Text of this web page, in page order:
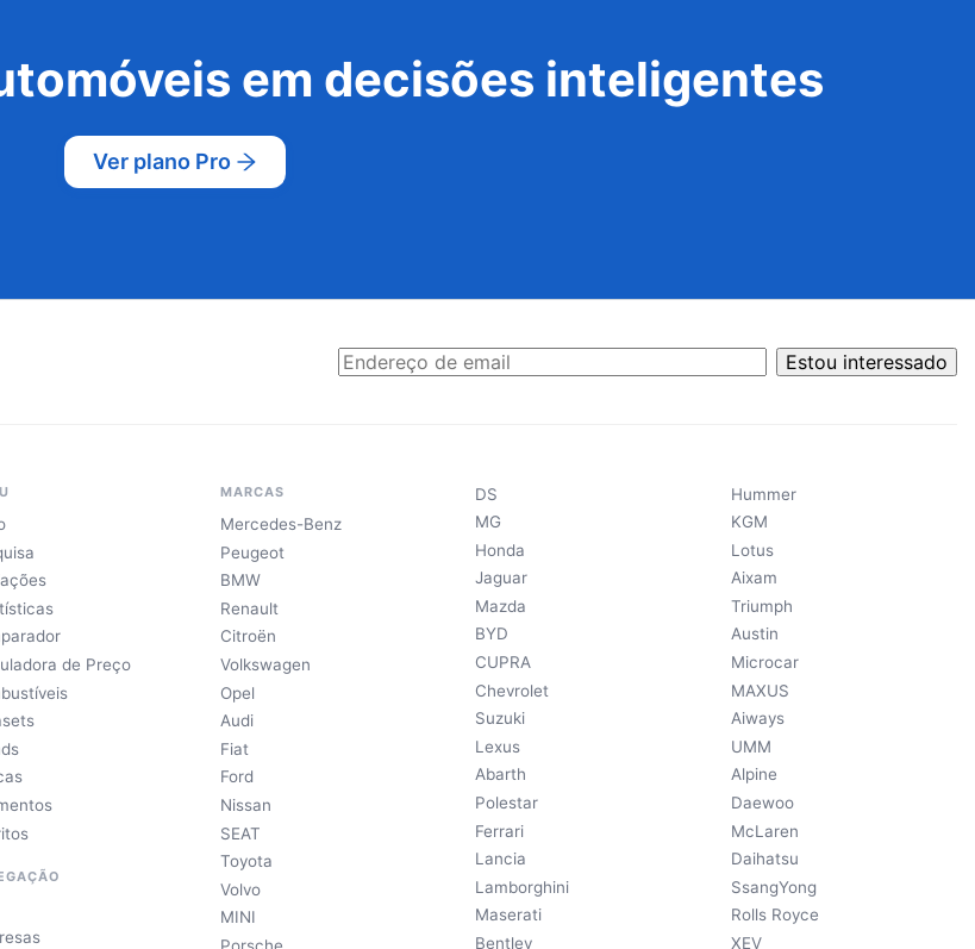
em decisões inteligentes
Ver plano Pro
Estou interessado
de Preço
MARCAS
Mercedes-Benz
Peugeot
BMW
Renault
Citroën
Volkswagen
Opel
Audi
Fiat
Ford
Nissan
SEAT
Toyota
Volvo
MINI
DS
MG
Honda
Jaguar
Mazda
BYD
CUPRA
Chevrolet
Suzuki
Lexus
Abarth
Polestar
Ferrari
Lancia
Lamborghini
Maserati
Bentley
Hummer
KGM
Lotus
Aixam
Triumph
Austin
Microcar
MAXUS
Aiways
UMM
Alpine
Daewoo
McLaren
Daihatsu
SsangYong
Rolls Royce
XEV